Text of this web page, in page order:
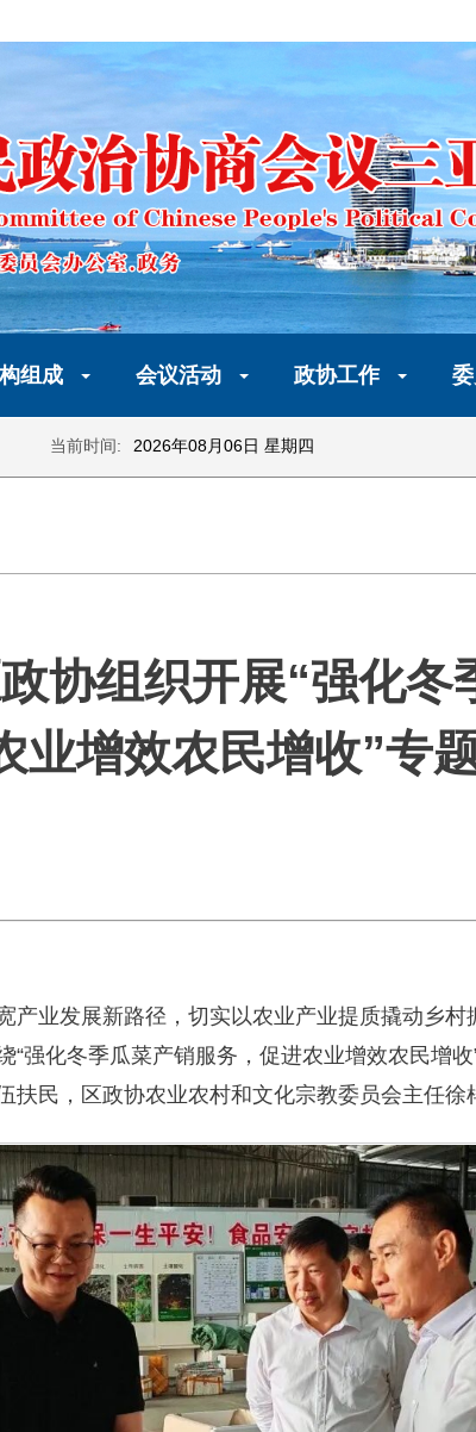
组成 会议活动 政协工作
当前时间: 2026年08月06日 星期四
协组织开展“强化冬
业增效农民增收”专
产业发展新路径，切实以农业产业提质撬动乡村
强化冬季瓜菜产销服务，促进农业增效农民增
民，区政协农业农村和文化宗教委员会主任徐